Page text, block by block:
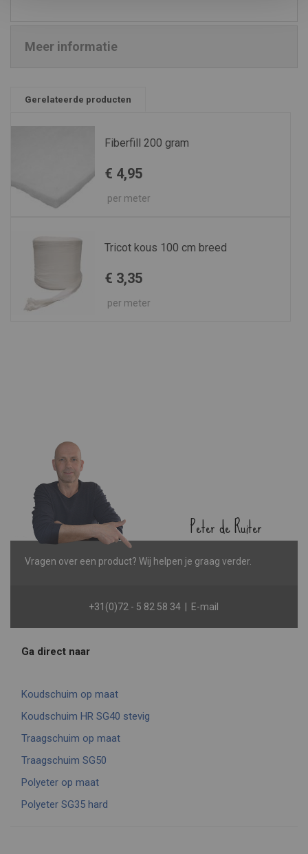
Meer informatie
Gerelateerde producten
Fiberfill 200 gram
€ 4,95
per meter
Tricot kous 100 cm breed
€ 3,35
per meter
Peter de Ruiter
Vragen over een product? Wij helpen je graag verder.
+31(0)72 - 5 82 58 34 E-mail
Ga direct naar
Koudschuim op maat
Koudschuim HR SG40 stevig
Traagschuim op maat
Traagschuim SG50
Polyeter op maat
Polyeter SG35 hard